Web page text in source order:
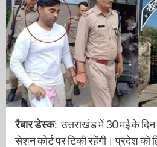
रैबार डेस्क: उत्तराखंड में 30 मई के दिन
सेशन कोर्ट पर टिकी रहेंगी। प्रदेश को